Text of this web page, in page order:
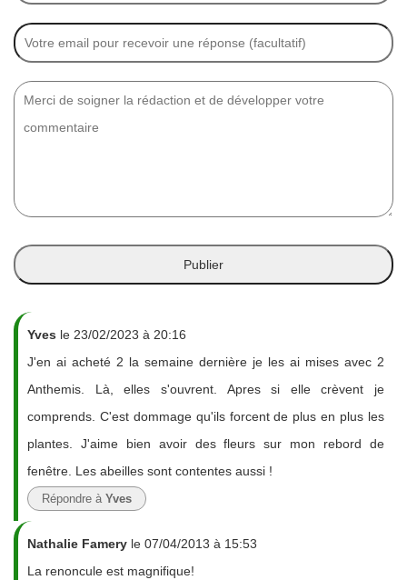
Yves le 23/02/2023 à 20:16
J'en ai acheté 2 la semaine dernière je les ai mises avec 2
Anthemis. Là, elles s'ouvrent. Apres si elle crèvent je
comprends. C'est dommage qu'ils forcent de plus en plus les
plantes. J'aime bien avoir des fleurs sur mon rebord de
fenêtre. Les abeilles sont contentes aussi !
Répondre à Yves
Nathalie Famery le 07/04/2013 à 15:53
La renoncule est magnifique!